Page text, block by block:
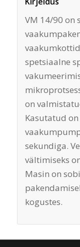
VM 14/90 on
spetsiaalne
on
Kasutatud
sekundiga.
vältimiseks
Masin on
kogustes.